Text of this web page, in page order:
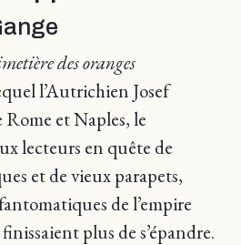
des oranges
l’Autrichien Josef
et Naples, le
lecteurs en quête de
et de vieux parapets,
de l’empire
plus de s’épandre.